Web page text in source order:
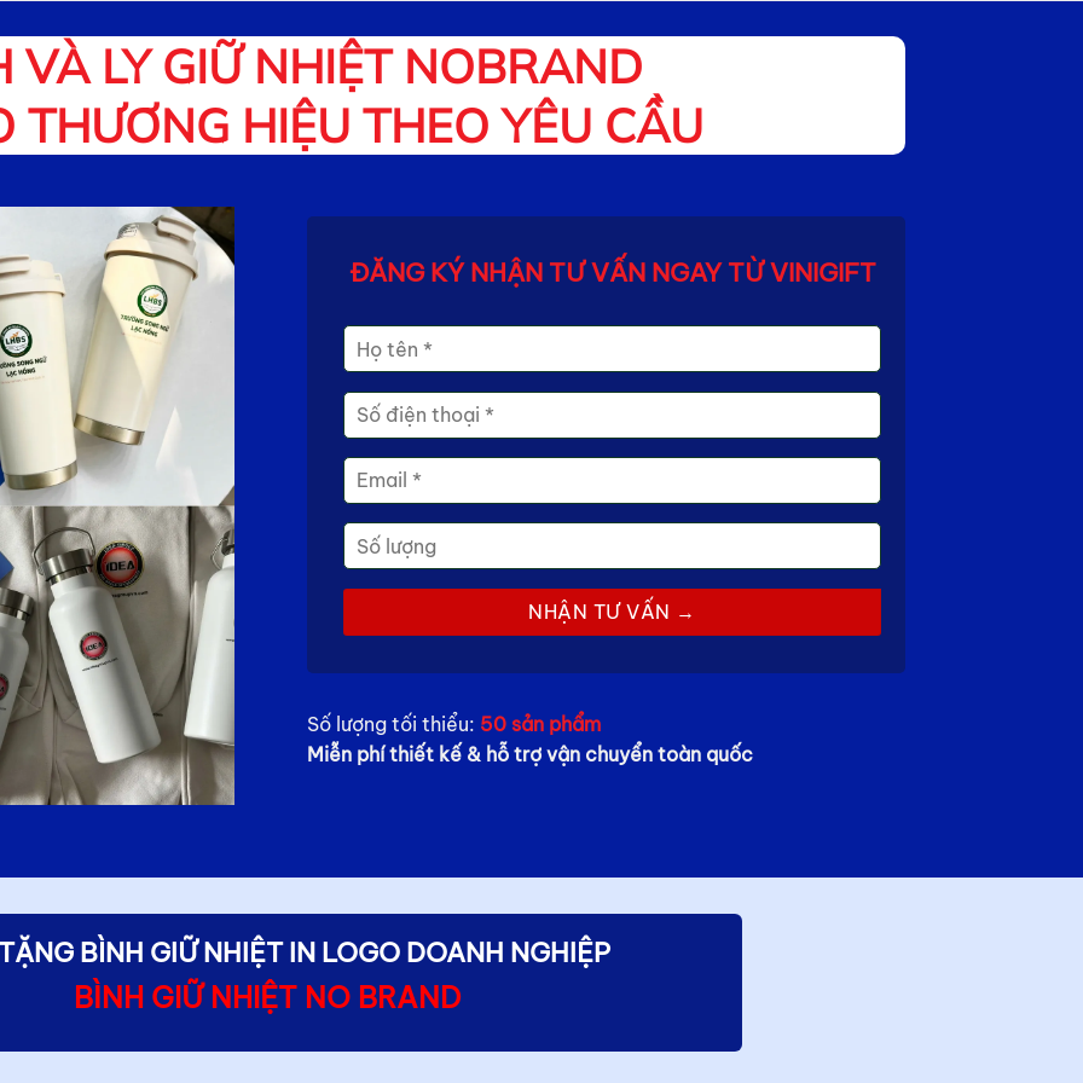
VÀ LY GIỮ NHIỆT NOBRAND
THƯƠNG HIỆU THEO YÊU CẦU
ĐĂNG KÝ NHẬN TƯ VẤN NGAY TỪ VINIGIFT
Số lượng tối thiểu: 50 sản phẩm
Miễn phí thiết kế & hỗ trợ vận chuyển toàn quốc
BÌNH GIỮ NHIỆT IN LOGO DOANH NGHIỆP
BÌNH GIỮ NHIỆT NO BRAND